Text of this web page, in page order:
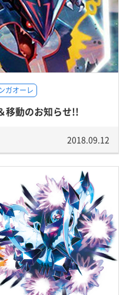
ガオーレ
移動のお知らせ!!
2018.09.12